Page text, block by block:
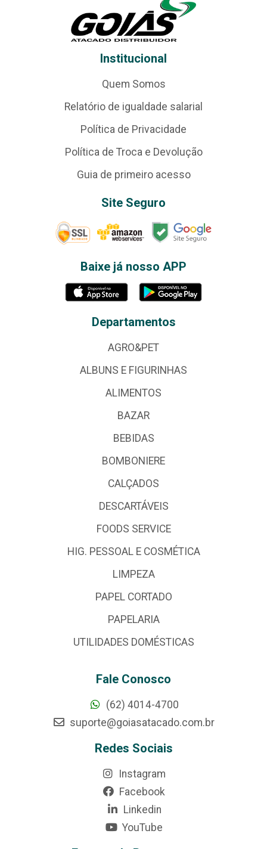
Institucional
Quem Somos
Relatório de igualdade salarial
Política de Privacidade
Política de Troca e Devolução
Guia de primeiro acesso
Site Seguro
Baixe já nosso APP
Departamentos
AGRO&PET
ALBUNS E FIGURINHAS
ALIMENTOS
BAZAR
BEBIDAS
BOMBONIERE
CALÇADOS
DESCARTÁVEIS
FOODS SERVICE
HIG. PESSOAL E COSMÉTICA
LIMPEZA
PAPEL CORTADO
PAPELARIA
UTILIDADES DOMÉSTICAS
Fale Conosco
(62) 4014-4700
suporte@goiasatacado.com.br
Redes Sociais
Instagram
Facebook
Linkedin
YouTube